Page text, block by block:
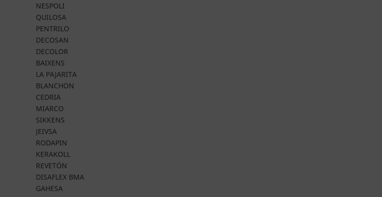
NESPOLI
QUILOSA
PENTRILO
DECOSAN
DECOLOR
BAIXENS
LA PAJARITA
BLANCHON
CEDRIA
MIARCO
SIKKENS
JEIVSA
RODAPIN
KERAKOLL
REVETÓN
DISAFLEX BMA
GAHESA